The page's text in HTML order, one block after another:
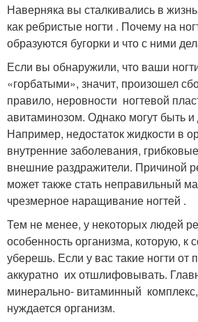
Наверняка вы сталкивались в
как ребристые ногти . Почему на
образуются бугорки и что с ними
Если вы обнаружили, что ваши
«горбатыми», значит, произошел
правило, неровности ногтевой
авитаминозом. Однако могут быть
Например, недостаток жидкости в
внутренние заболевания,
внешние раздражители. Причиной
может также стать неправильный
чрезмерное наращивание ногтей .
Тем не менее, у некоторых людей
особенность организма, которую, к
уберешь. Если у вас такие ногти
аккуратно их отшлифовывать.
минерально- витаминный
нуждается организм.